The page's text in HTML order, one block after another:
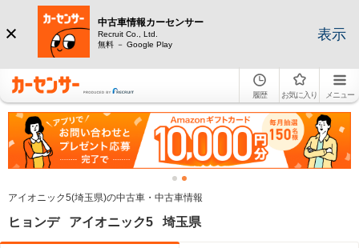
中古車情報カーセンサー
Recruit Co., Ltd.
無料 － Google Play
表示
履歴 お気に入り メニュー
アイオニック5(埼玉県)の中古車・中古車情報
ヒョンデ アイオニック5 埼玉県